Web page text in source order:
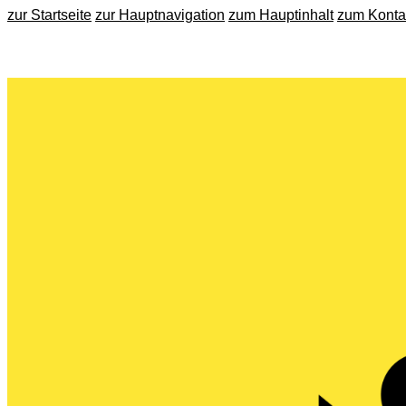
zur Startseite zur Hauptnavigation zum Hauptinhalt zum